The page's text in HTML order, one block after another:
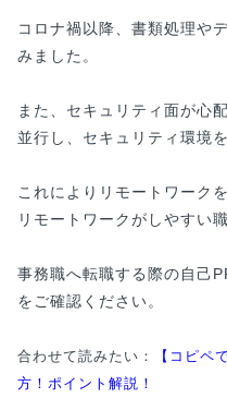
コロナ禍以降、書類処理や
みました。
また、セキュリティ面が心
並行し、セキュリティ環境
これによりリモートワーク
リモートワークがしやすい
事務職へ転職する際の自己
をご確認ください。
合わせて読みたい：
【コピペ
方！ポイント解説！